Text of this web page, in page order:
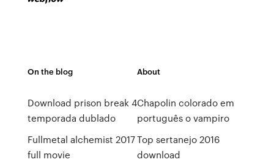
On the blog
Download prison break 4
temporada dublado
Fullmetal alchemist 2017
full movie
About
Chapolin colorado em
português o vampiro
Top sertanejo 2016
download